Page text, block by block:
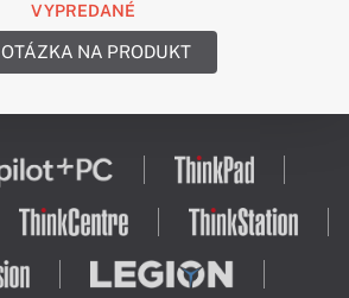
VYPREDANÉ
OTÁZKA NA PRODUKT